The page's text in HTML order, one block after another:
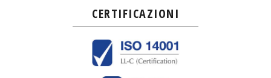
CERTIFICAZIONI